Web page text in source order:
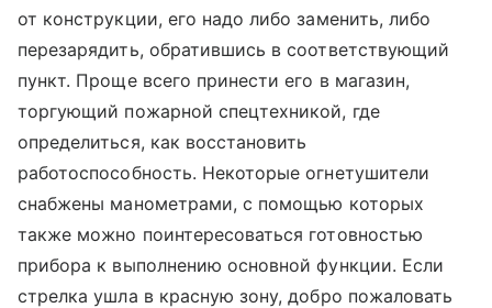
от конструкции, его надо либо заменить, либо
перезарядить, обратившись в соответствующий
пункт. Проще всего принести его в магазин,
торгующий пожарной спецтехникой, где
определиться, как восстановить
работоспособность. Некоторые огнетушители
снабжены манометрами, с помощью которых
также можно поинтересоваться готовностью
прибора к выполнению основной функции. Если
стрелка ушла в красную зону, добро пожаловать